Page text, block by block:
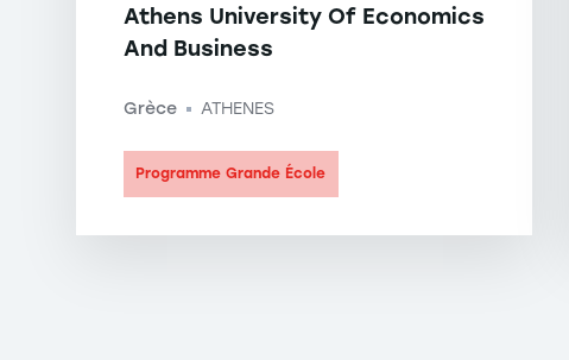
Athens University Of Economics
And Business
Grèce -ATHENES
Programme Grande École